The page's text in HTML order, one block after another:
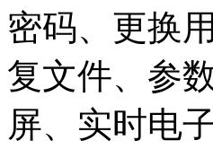
密码、更换
复文件、参
屏、实时电